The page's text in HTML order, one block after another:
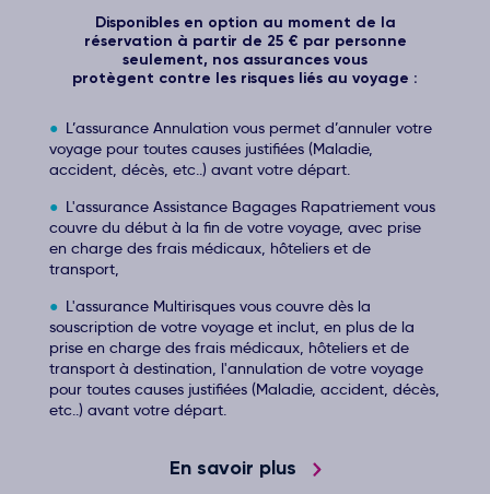
Disponibles en option au moment de la
réservation à partir de 25 € par personne
seulement, nos assurances vous
protègent contre les risques liés au voyage :
L’assurance Annulation vous permet d’annuler votre
voyage pour toutes causes justifiées (Maladie,
accident, décès, etc..) avant votre départ.
L'assurance Assistance Bagages Rapatriement vous
couvre du début à la fin de votre voyage, avec prise
en charge des frais médicaux, hôteliers et de
transport,
L'assurance Multirisques vous couvre dès la
souscription de votre voyage et inclut, en plus de la
prise en charge des frais médicaux, hôteliers et de
transport à destination, l'annulation de votre voyage
pour toutes causes justifiées (Maladie, accident, décès,
etc..) avant votre départ.
En savoir plus